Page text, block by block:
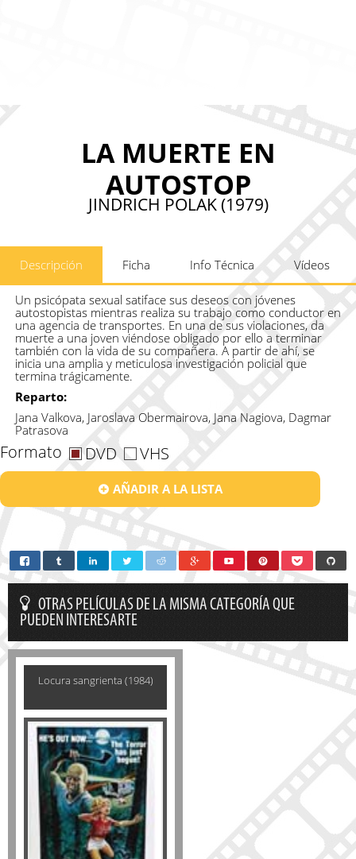
LA MUERTE EN
AUTOSTOP
JINDRICH POLAK (1979)
Descripción Ficha Info Técnica Vídeos
Un psicópata sexual satiface sus deseos con jóvenes
autostopistas mientras realiza su trabajo como conductor en
una agencia de transportes. En una de sus violaciones, da
muerte a una joven viéndose obligado por ello a terminar
también con la vida de su compañera. A partir de ahí, se
inicia una amplia y meticulosa investigación policial que
termina trágicamente.
Reparto:
Jana Valkova, Jaroslava Obermairova, Jana Nagiova, Dagmar
Patrasova
Formato DVD VHS
AÑADIR A LA LISTA
OTRAS PELÍCULAS DE LA MISMA CATEGORÍA QUE
PUEDEN INTERESARTE
Locura sangrienta (1984)